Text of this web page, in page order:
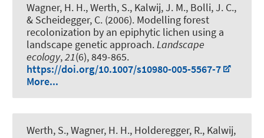
Wagner, H. H., Werth, S., Kalwij, J. M., Bolli, J. C.,
& Scheidegger, C. (2006). Modelling forest
recolonization by an epiphytic lichen using a
landscape genetic approach.Landscape
ecology,21(6), 849-865.
https://doi.org/10.1007/s10980-005-5567-7
More...
Werth, S., Wagner, H. H., Holderegger, R., Kalwij,